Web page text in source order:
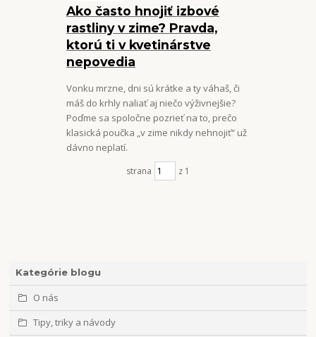
Kategórie blogu
O nás
Tipy, triky a návody
Ako často hnojiť izbové
rastliny v zime? Pravda,
ktorú ti v kvetinárstve
nepovedia
Vonku mrzne, dni sú krátke a ty váhaš, či
máš do krhly naliať aj niečo výživnejšie?
Poďme sa spoločne pozrieť na to, prečo
klasická poučka „v zime nikdy nehnojiť“ už
dávno neplatí.
strana z 1